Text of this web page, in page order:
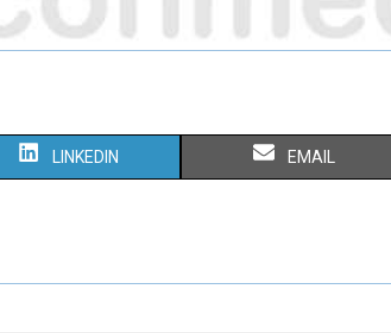
LINKEDIN EMAIL